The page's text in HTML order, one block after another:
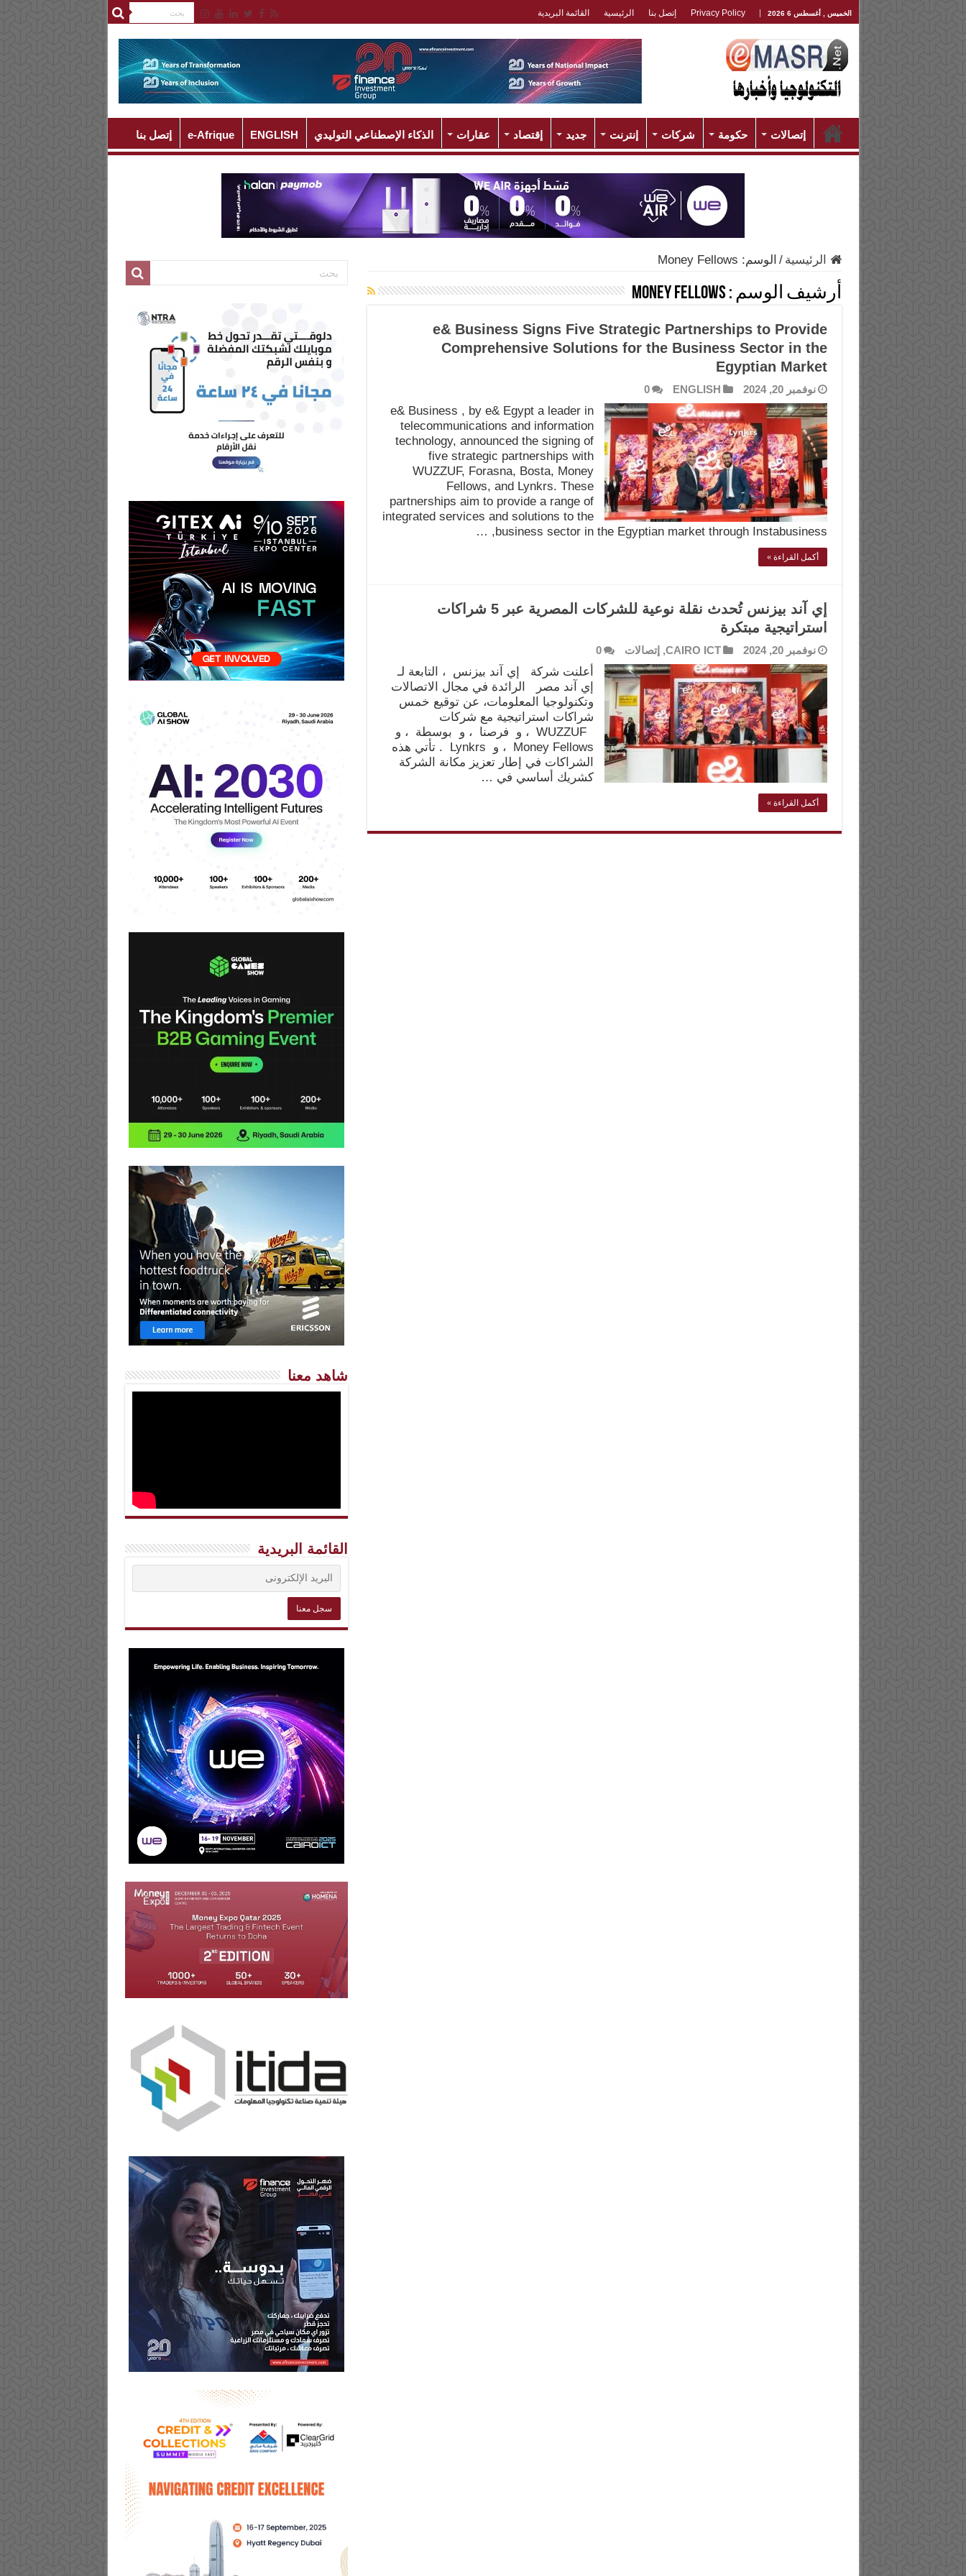
الخميس , أغسطس 6 2026 Privacy Policy إتصل بنا الرئيسية القائمة البريدية
إتصالات حكومة شركات إنترنت جديد إقتصاد عقارات الذكاء الإصطناعي التوليدي ENGLISH
e-Afrique إتصل بنا
الرئيسية / الوسم: Money Fellows
أرشيف الوسم : Money Fellows
e& Business Signs Five Strategic Partnerships to Provide
Comprehensive Solutions for the Business Sector in the
Egyptian Market
نوفمبر 20, 2024 ENGLISH
0
e& Business , by e& Egypt a leader in
telecommunications and information
technology, announced the signing of
five strategic partnerships with
WUZZUF, Forasna, Bosta, Money
Fellows, and Lynkrs. These
partnerships aim to provide a range of
integrated services and solutions to the
business sector in the Egyptian market through Instabusiness, …
أكمل القراءة »
إي آند بيزنس تُحدث نقلة نوعية للشركات المصرية عبر 5 شراكات
استراتيجية مبتكرة
نوفمبر 20, 2024 CAIRO ICT
, إتصالات 0
أعلنت شركة إي آند بيزنس ، التابعة لـ
إي آند مصر الرائدة في مجال الاتصالات
وتكنولوجيا المعلومات، عن توقيع خمس
شراكات استراتيجية مع شركات
WUZZUF ، و فرصنا ، و بوسطة ، و
Money Fellows ، و Lynkrs . تأتي هذه
الشراكات في إطار تعزيز مكانة الشركة
كشريك أساسي في …
أكمل القراءة »
شاهد معنا
القائمة البريدية